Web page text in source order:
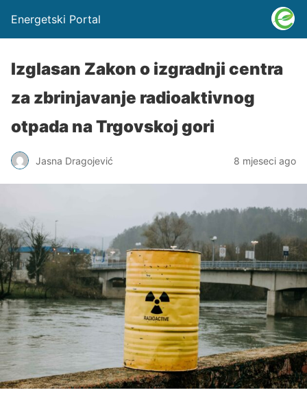
Energetski Portal
Izglasan Zakon o izgradnji centra
za zbrinjavanje radioaktivnog
otpada na Trgovskoj gori
Jasna Dragojević 8 mjeseci ago